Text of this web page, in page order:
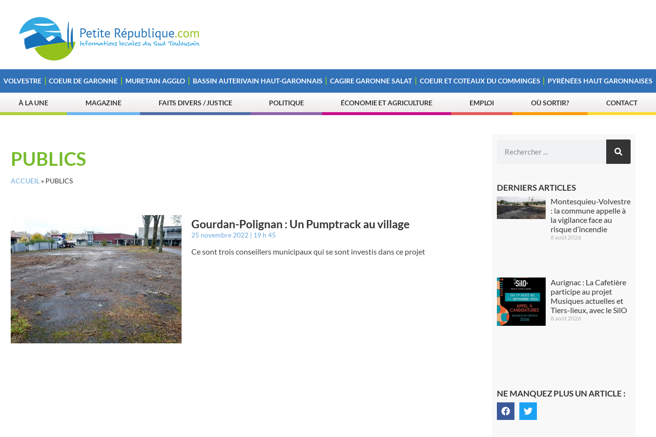
VOLVESTRE COEUR DE GARONNE MURETAIN AGGLO BASSIN AUTERIVAIN HAUT-GARONNAIS CAGIRE GARONNE SALAT COEUR ET COTEAUX DU COMMINGES PYRÉNÉES HAUT GARONNAISES
À LA UNE MAGAZINE FAITS DIVERS / JUSTICE POLITIQUE ÉCONOMIE ET AGRICULTURE EMPLOI OÙ SORTIR? CONTACT
PUBLICS
ACCUEIL » PUBLICS
Gourdan-Polignan : Un Pumptrack au village
25 novembre 2022 19 h 45
Ce sont trois conseillers municipaux qui se sont investis dans ce projet
DERNIERS ARTICLES
Montesquieu-Volvestre
: la commune appelle à
la vigilance face au
risque d’incendie
8 août 2026
Aurignac : La Cafetière
participe au projet
Musiques actuelles et
Tiers-lieux, avec le SilO
8 août 2026
NE MANQUEZ PLUS UN ARTICLE :